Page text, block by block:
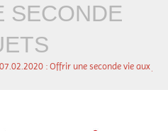
SECONDE
: Offrir une seconde vie aux